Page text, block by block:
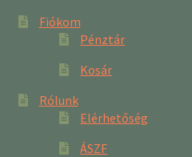
Fiókom
Pénztár
Kosár
Rólunk
Elérhetőség
ÁSZF